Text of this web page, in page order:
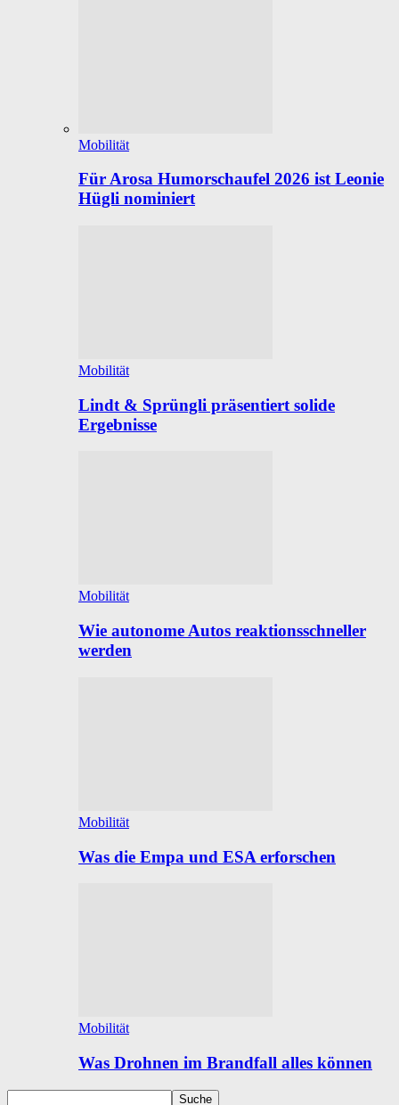
Mobilität
Für Arosa Humorschaufel 2026 ist Leonie
Hügli nominiert
Mobilität
Lindt & Sprüngli präsentiert solide
Ergebnisse
Mobilität
Wie autonome Autos reaktionsschneller
werden
Mobilität
Was die Empa und ESA erforschen
Mobilität
Was Drohnen im Brandfall alles können